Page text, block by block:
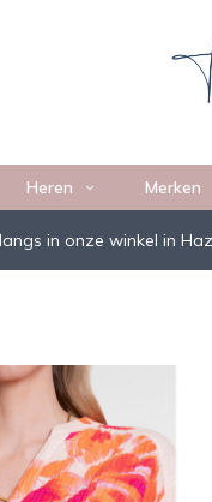
Heren Merken
in onze winkel in